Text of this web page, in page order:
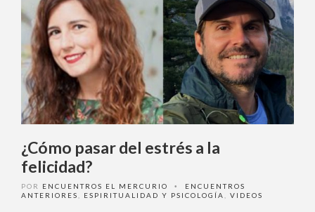
¿Cómo pasar del estrés a la
felicidad?
POR ENCUENTROS EL MERCURIO •
ENCUENTROS
ANTERIORES
ESPIRITUALIDAD Y PSICOLOGÍA VIDEOS